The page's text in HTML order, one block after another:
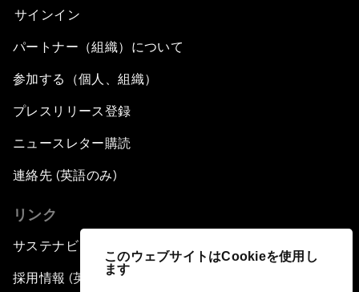
このウェブサイトはCookieを使用し
ます
サインイン
パートナー（組織）について
参加する（個人、組織）
プレスリリース登録
ニュースレター購読
連絡先 (英語のみ)
リンク
サステナビリティへの取り組み
採用情報 (英語のみ)